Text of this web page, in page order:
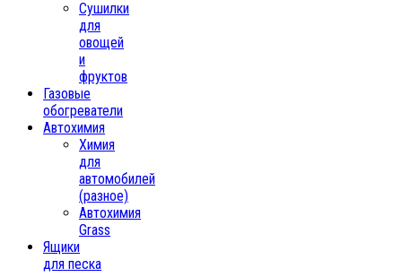
Сушилки
для
овощей
и
фруктов
Газовые
обогреватели
Автохимия
Химия
для
автомобилей
(разное)
Автохимия
Grass
Ящики
для песка